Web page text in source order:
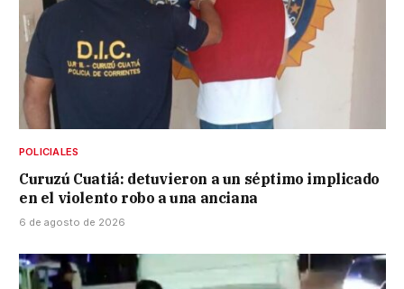
POLICIALES
Curuzú Cuatiá: detuvieron a un séptimo implicado
en el violento robo a una anciana
6 de agosto de 2026